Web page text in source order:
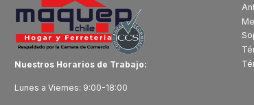
Nuestros Horarios de Trabajo:
Lunes a Viernes: 9:00-18:00